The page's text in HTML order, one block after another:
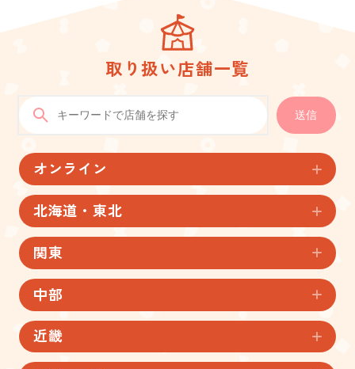
取り扱い店舗一覧
送信
オンライン
北海道・東北
関東
中部
近畿